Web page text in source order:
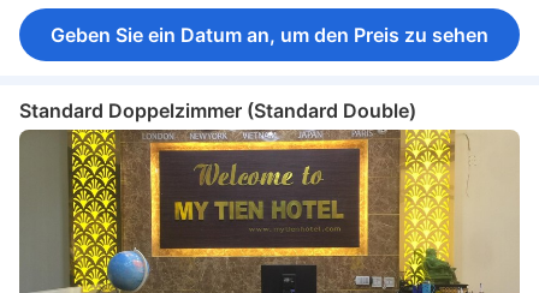
Geben Sie ein Datum an, um den Preis zu sehen
Standard Doppelzimmer (Standard Double)